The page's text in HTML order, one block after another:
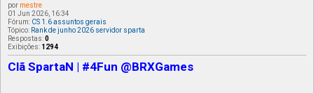
por mestre
01 Jun 2026, 16:34
Fórum: CS 1.6 assuntos gerais
Tópico: Rank de junho 2026 servidor sparta
Respostas:0
Exibições: 1294
Clã SpartaN | #4Fun @BRXGames